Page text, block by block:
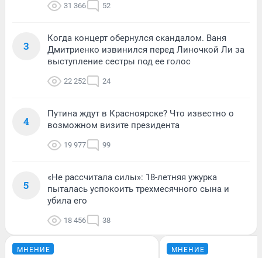
31 366 52
3
Когда концерт обернулся скандалом. Ваня
Дмитриенко извинился перед Линочкой Ли за
выступление сестры под ее голос
22 252 24
4
Путина ждут в Красноярске? Что известно о
возможном визите президента
19 977 99
5
«Не рассчитала силы»: 18-летняя ужурка
пыталась успокоить трехмесячного сына и
убила его
18 456 38
МНЕНИЕ МНЕНИЕ